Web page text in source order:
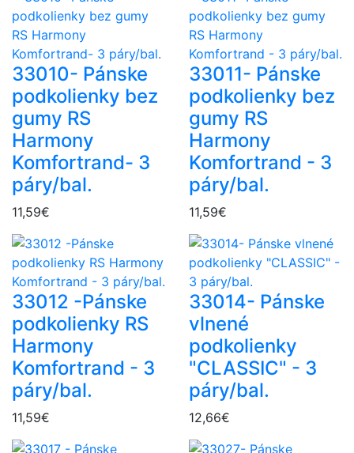
33010- Pánske
podkolienky bez
gumy RS
Harmony
Komfortrand- 3
páry/bal.
11,59€
33011- Pánske
podkolienky bez
gumy RS
Harmony
Komfortrand - 3
páry/bal.
11,59€
33012 -Pánske
podkolienky RS
Harmony
Komfortrand - 3
páry/bal.
11,59€
33014- Pánske
vlnené
podkolienky
"CLASSIC" - 3
páry/bal.
12,66€